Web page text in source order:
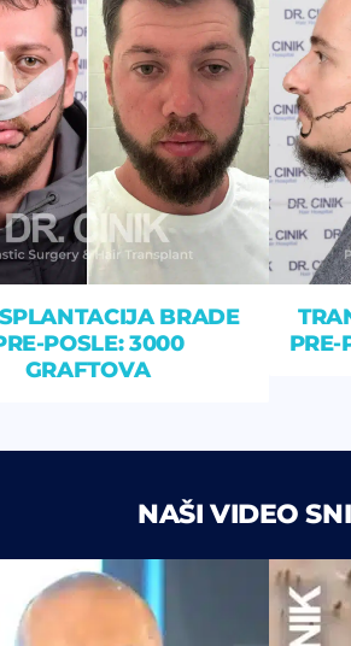
BRADE
POSLE: 3000
GRAFTOVA
PRE-
NAŠI VIDEO